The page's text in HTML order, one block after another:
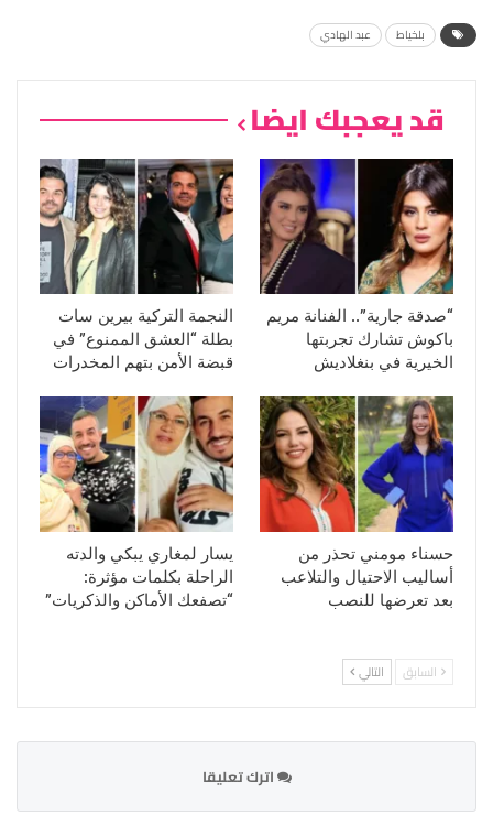
بلخياط عبد الهادي
قد يعجبك ايضا
“صدقة جارية”.. الفنانة مريم
باكوش تشارك تجربتها
الخيرية في بنغلاديش
النجمة التركية بيرين سات
بطلة “العشق الممنوع” في
قبضة الأمن بتهم المخدرات
حسناء مومني تحذر من
أساليب الاحتيال والتلاعب
بعد تعرضها للنصب
يسار لمغاري يبكي والدته
الراحلة بكلمات مؤثرة:
“تصفعك الأماكن والذكريات”
السابق التالي
اترك تعليقا